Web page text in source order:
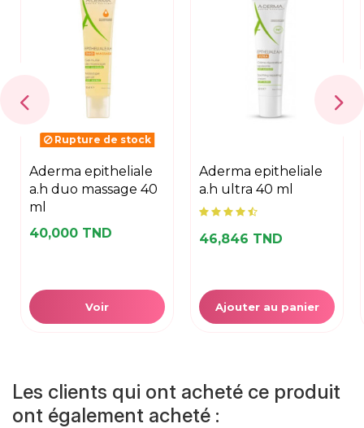
Rupture de stock
aderma epitheliale
a.h duo massage 40
ml
40,000 TND
Voir
aderma epitheliale
a.h ultra 40 ml
46,846 TND
Ajouter au panier
Les clients qui ont acheté ce produit
ont également acheté :